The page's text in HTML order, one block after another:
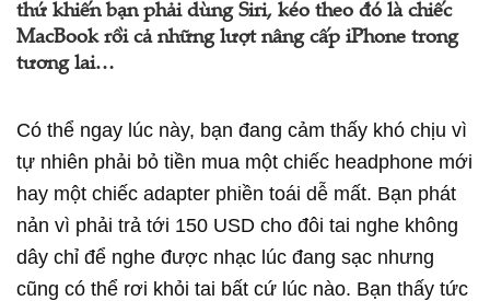
thứ khiến bạn phải dùng Siri, kéo theo đó là chiếc
MacBook rồi cả những lượt nâng cấp iPhone trong
tương lai…
Có thể ngay lúc này, bạn đang cảm thấy khó chịu vì
tự nhiên phải bỏ tiền mua một chiếc headphone mới
hay một chiếc adapter phiền toái dễ mất. Bạn phát
nản vì phải trả tới 150 USD cho đôi tai nghe không
dây chỉ để nghe được nhạc lúc đang sạc nhưng
cũng có thể rơi khỏi tai bất cứ lúc nào. Bạn thấy tức